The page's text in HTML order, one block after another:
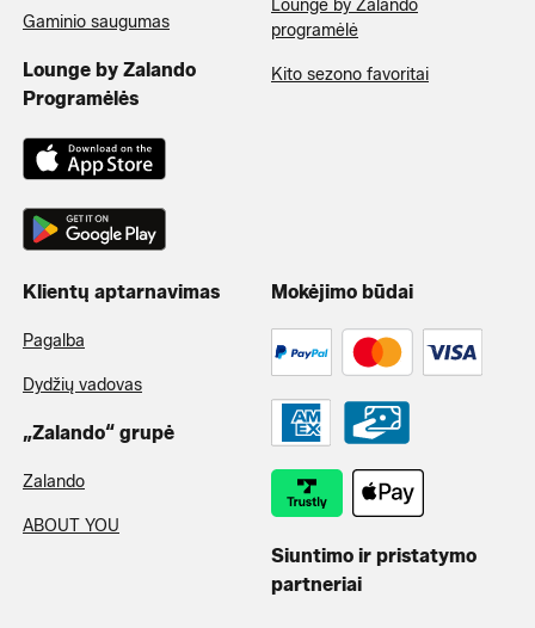
Gaminio saugumas
Lounge by Zalando
Programėlės
Lounge by Zalando
programėlė
Kito sezono favoritai
Klientų aptarnavimas
Pagalba
Dydžių vadovas
„Zalando“ grupė
Zalando
ABOUT YOU
Mokėjimo būdai
Siuntimo ir pristatymo
partneriai